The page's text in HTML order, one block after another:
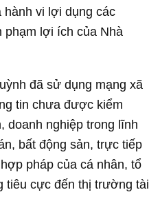
hành vi lợi dụng các
phạm lợi ích của Nhà
đã sử dụng mạng xã
tin chưa được kiểm
doanh nghiệp trong lĩnh
bất động sản, trực tiếp
pháp của cá nhân, tổ
tiêu cực đến thị trường tài